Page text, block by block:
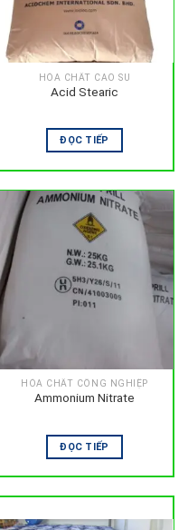
HÓA CHẤT CAO SU
Acid Stearic
ĐỌC TIẾP
HÓA CHẤT CÔNG NGHIỆP
Ammonium Nitrate
ĐỌC TIẾP